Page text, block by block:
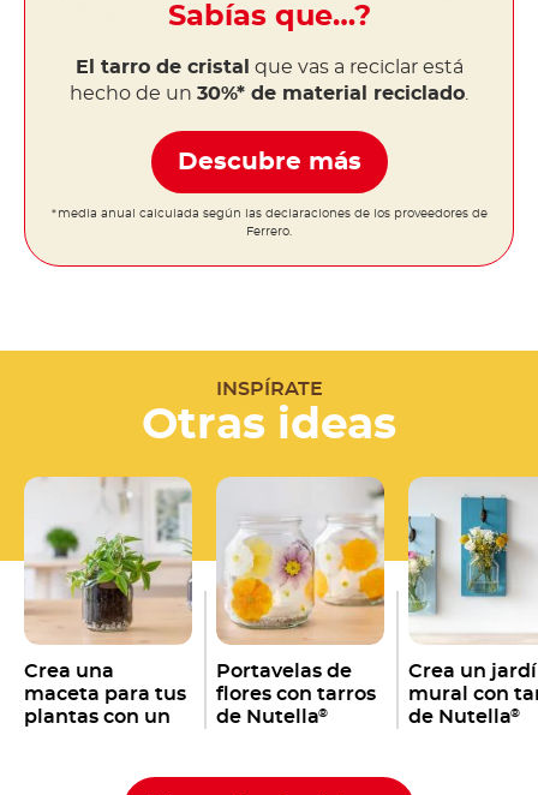
Sabías que…?
El tarro de cristal
que vas a reciclar está
hecho de un 30%* de material reciclado
Descubre más
*media anual calculada según las declaraciones de los proveedores de
Ferrero.
INSPÍRATE
Otras ideas
Crea una
maceta para tus
plantas con un
Portavelas de
flores con tarros
de Nutella®
Crea un
mural con
de Nutella®